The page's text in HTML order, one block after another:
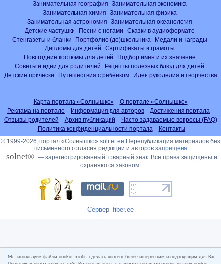
Мы используем файлы cookie, чтобы сделать контент более интересным и подходящим для Вас.
Занимательная география
Занимательная экономика
Занимательная химия
Занимательная физика
Занимательная астрономия
Занимательная океанология
Детские частушки
Песни с нотами
Сказки в аудиоформате
Стенгазеты и бланки
Портфолио (до)школьника
Медали и награды
Дипломы для детей
Сертификаты и грамоты
Новогодние костюмы для детей
Подбор имён и их значение
Советы и идеи для родителей
Рецепты полезных блюд для детей
Детские причёски
Путешествия с ребёнком Идеи рукоделия и творчества
Карта портала «Солнышко»
О портале «Солнышко»
Реклама на портале
Информация для авторов
Достижения портала
Отзывы родителей
Архив публикаций
Часто задаваемые вопросы (FAQ)
Политика конфиденциальности портала
Контакты
© 1999-2026, портал «Солнышко» solnet.ee Перепубликация материалов без
письменного согласия редакции и авторов запрещена
solnet® — зарегистрированный товарный знак. Все права защищены и
охраняются законом.
Сервер: fiber.ee